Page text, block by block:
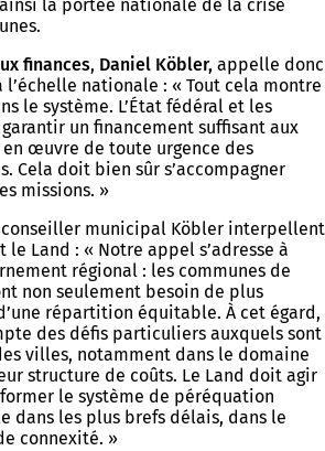
la portée nationale de la crise
finances, Daniel Köbler, appelle donc
nationale : « Tout cela montre
le système. L’État fédéral et les
un financement suffisant aux
œuvre de toute urgence des
Cela doit bien sûr s’accompagner
missions. »
conseiller municipal Köbler interpellent
Land : « Notre appel s’adresse à
régional : les communes de
non seulement besoin de plus
répartition équitable. À cet égard,
des défis particuliers auxquels sont
villes, notamment dans le domaine
structure de coûts. Le Land doit agir
le système de péréquation
dans les plus brefs délais, dans le
connexité. »